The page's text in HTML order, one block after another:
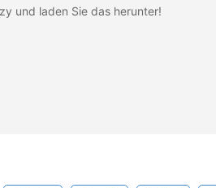
und laden Sie das herunter!